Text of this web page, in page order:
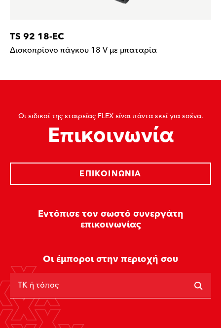
TS 92 18-EC
Δισκοπρίονο πάγκου 18 V με μπαταρία
Οι ειδικοί της εταιρείας FLEX είναι πάντα εκεί για εσένα.
Επικοινωνία
Εντόπισε τον σωστό συνεργάτη
επικοινωνίας
ΕΠΙΚΟΙΝΩΝΊΑ
Οι έμποροι στην περιοχή σου
ΤΚ ή τόπος